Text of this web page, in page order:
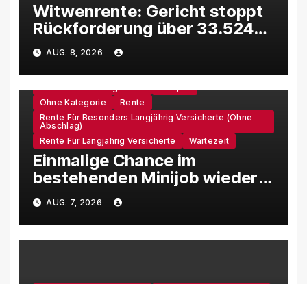
Witwenrente: Gericht stoppt
Rückforderung über 33.524
Euro
AUG. 8, 2026
Ohne Kategorie
Rente
Rente Für Besonders Langjährig Versicherte (ohne
Abschlag)
Rente Für Langjährig Versicherte
Wartezeit
Einmalige Chance im
bestehenden Minijob wieder
in die Versicherungspflicht zu
kommen
AUG. 7, 2026